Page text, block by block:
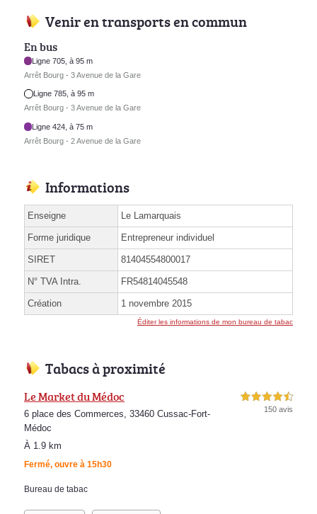
Venir en transports en commun
En bus
Ligne 705, à 95 m
Arrêt Bourg - 3 Avenue de la Gare
Ligne 785, à 95 m
Arrêt Bourg - 3 Avenue de la Gare
Ligne 424, à 75 m
Arrêt Bourg - 2 Avenue de la Gare
Informations
Enseigne Le Lamarquais
Forme juridique Entrepreneur individuel
SIRET 81404554800017
N° TVA Intra. FR54814045548
Création 1 novembre 2015
Éditer les informations de mon bureau de tabac
Tabacs à proximité
Le Market du Médoc
6 place des Commerces, 33460 Cussac-Fort-
Médoc
À 1.9 km
Fermé, ouvre à 15h30
4,5 étoiles sur 5
150 avis
Bureau de tabac